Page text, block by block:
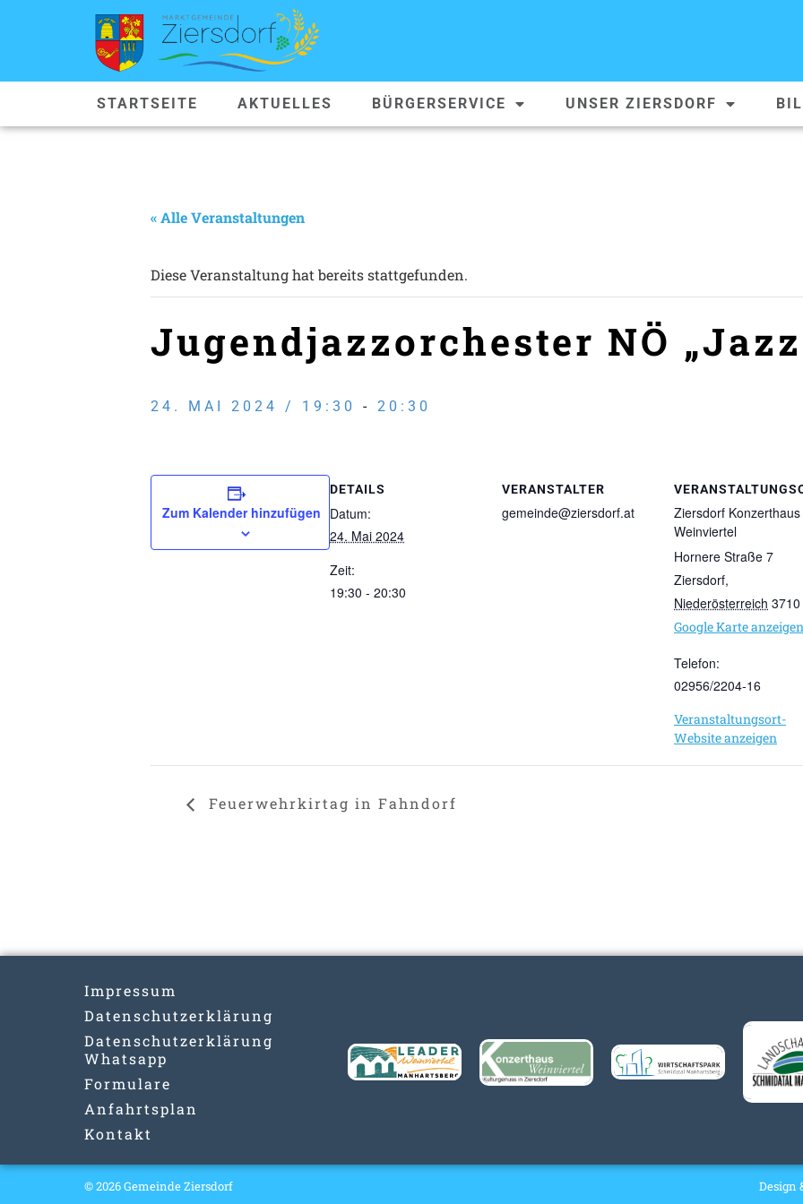
STARTSEITE AKTUELLES BÜRGERSERVICE UNSER ZIERSDORF
« Alle Veranstaltungen
Diese Veranstaltung hat bereits stattgefunden.
Jugendjazzorchester NÖ
24. MAI 2024 / 19:30 - 20:30
Zum Kalender hinzufügen
DETAILS
Datum:
24. Mai 2024
Zeit:
19:30 - 20:30
VERANSTALTER
gemeinde@ziersdorf.at
Ziersdorf Konzerthaus
Weinviertel
Hornere Straße 7
Ziersdorf,
Niederösterreich 3710
Google Karte anzeigen
Telefon:
02956/2204-16
Veranstaltungsort-
Website anzeigen
Feuerwehrkirtag in Fahndorf
Impressum
Datenschutzerklärung
Datenschutzerklärung
Whatsapp
Formulare
Anfahrtsplan
Kontakt
© 2026 Gemeinde Ziersdorf Design